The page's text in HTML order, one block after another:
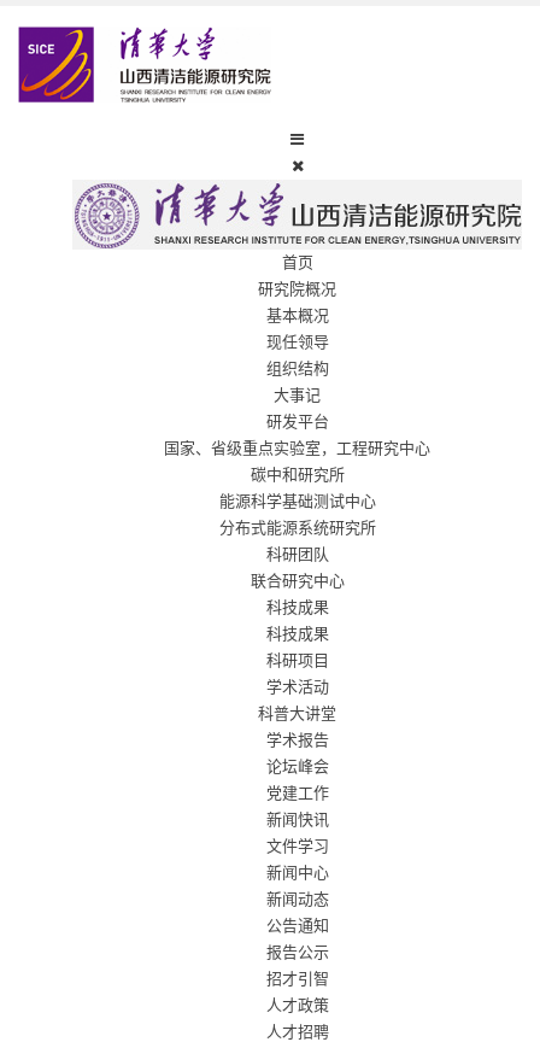
首页
研究院概况
基本概况
现任领导
组织结构
大事记
研发平台
国家、省级重点实验室，工程研究中心
碳中和研究所
能源科学基础测试中心
分布式能源系统研究所
科研团队
联合研究中心
科技成果
科技成果
科研项目
学术活动
科普大讲堂
学术报告
论坛峰会
党建工作
新闻快讯
文件学习
新闻中心
新闻动态
公告通知
报告公示
招才引智
人才政策
人才招聘